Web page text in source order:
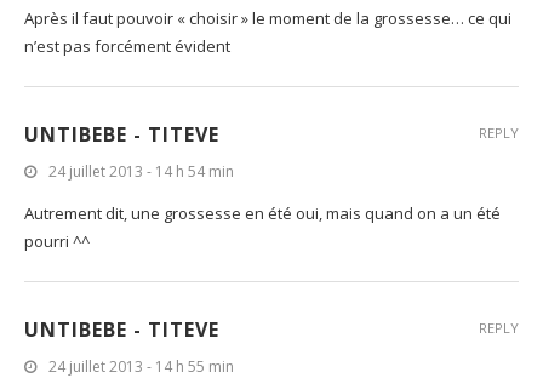
Après il faut pouvoir « choisir » le moment de la grossesse… ce qui
n’est pas forcément évident
UNTIBEBE - TITEVE
24 juillet 2013 - 14 h 54 min
Autrement dit, une grossesse en été oui, mais quand on a un été
pourri ^^
REPLY
UNTIBEBE - TITEVE
24 juillet 2013 - 14 h 55 min
REPLY